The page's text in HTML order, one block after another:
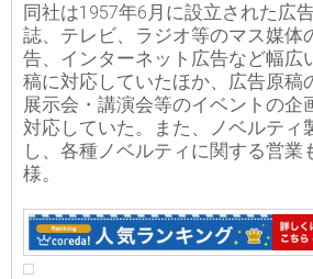
同社は1957年6月に設立された広
誌、テレビ、ラジオ等のマス媒体
告、インターネット広告など幅広
稿に対応していたほか、広告原稿
展示会・講演会等のイベントの企
対応していた。また、ノベルティ
し、各種ノベルティに関する営業
様。